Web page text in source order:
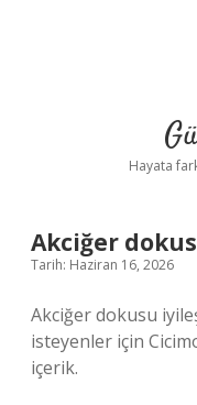
Hayata
Akciğer
Tarih: Haziran 16, 2026
Akciğer dokusu
isteyenler için
içerik.